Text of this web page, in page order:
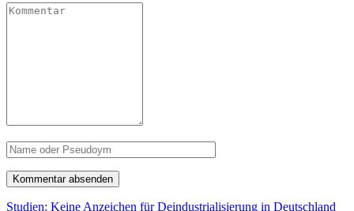
Studien: Keine Anzeichen für Deindustrialisierung in Deutschland